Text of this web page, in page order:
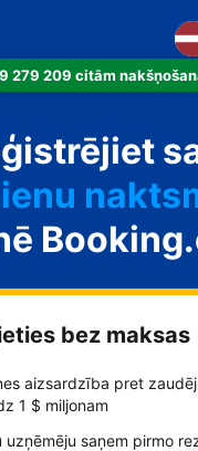
279 209 citām
dzīvokli
viesnīcu
namu
pansiju
bez maksas
aizsardzība pret
1 $ miljonam
uzņēmēju saņem pirmo